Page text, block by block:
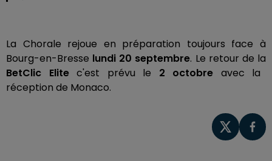
La Chorale rejoue en préparation toujours face à
Bourg-en-Bresse lundi 20 septembre. Le retour de la
BetClic Elitec'est prévu le 2 octobre avec la
réception de Monaco.